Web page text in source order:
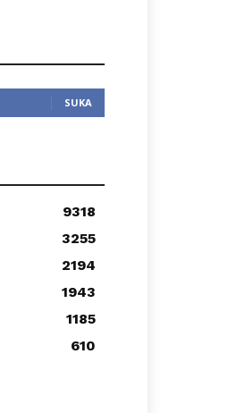
SUKA
9318
3255
2194
1943
1185
610